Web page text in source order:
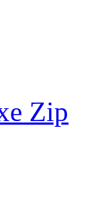
Zip